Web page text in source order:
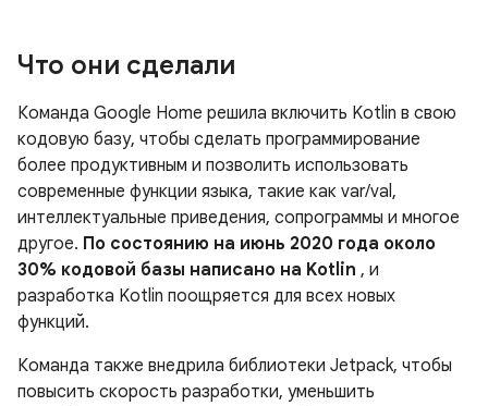
Что они сделали
Команда Google Home решила включить Kotlin в свою
кодовую базу, чтобы сделать программирование
более продуктивным и позволить использовать
современные функции языка, такие как var/val,
интеллектуальные приведения, сопрограммы и многое
другое. По состоянию на июнь 2020 года около
30% кодовой базы написано на Kotlin , и
разработка Kotlin поощряется для всех новых
функций.
Команда также внедрила библиотеки Jetpack, чтобы
повысить скорость разработки, уменьшить